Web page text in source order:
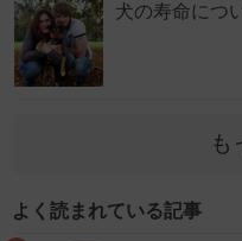
犬の寿命につ
も
よく読まれている記事